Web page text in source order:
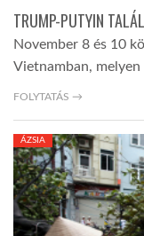
TRUMP-PUTYIN
November 8 és 10
Vietnamban,
FOLYTATÁS →
ÁZSIA